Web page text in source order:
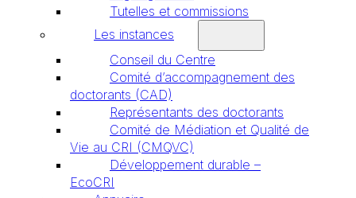
Tutelles et commissions
Les instances
Conseil du Centre
Comité d’accompagnement des
doctorants (CAD)
Représentants des doctorants
Comité de Médiation et Qualité de
Vie au CRI (CMQVC)
Développement durable –
EcoCRI